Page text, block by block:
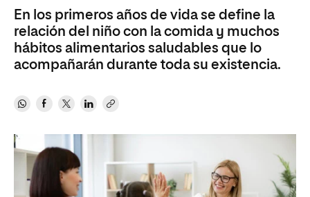
En los primeros años de vida se define la
relación del niño con la comida y muchos
hábitos alimentarios saludables que lo
acompañarán durante toda su existencia.